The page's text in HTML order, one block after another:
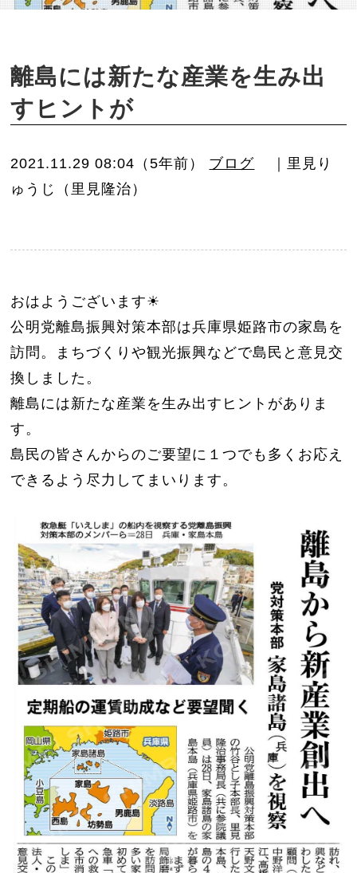
離島には新たな産業を生み出
すヒントが
2021.11.29 08:04（5年前） ブログ
｜里見り
ゅうじ（里見隆治）
おはようございます☀
公明党離島振興対策本部は兵庫県姫路市の家島を
訪問。まちづくりや観光振興などで島民と意見交
換しました。
離島には新たな産業を生み出すヒントがありま
す。
島民の皆さんからのご要望に１つでも多くお応え
できるよう尽力してまいります。